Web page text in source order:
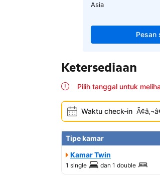
Asia
Pesan
Ketersediaan
Pilih tanggal untuk
Waktu check-in
Tipe kamar
Kamar Twin
1 single dan 1 double